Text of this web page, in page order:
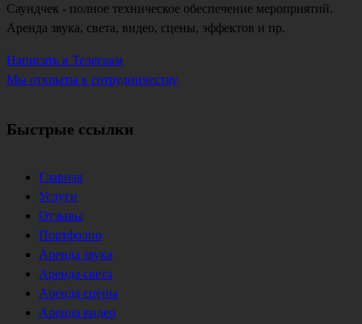
Саундчек - полное техническое обеспечение мероприятий.
Аренда звука, света, видео, сцены, эффектов и пр.
Написать в Телеграм
Мы открыты к сотрудничеству
Быстрые ссылки
Главная
Услуги
Отзывы
Портфолио
Аренда звука
Аренда света
Аренда сцены
Аренда видео